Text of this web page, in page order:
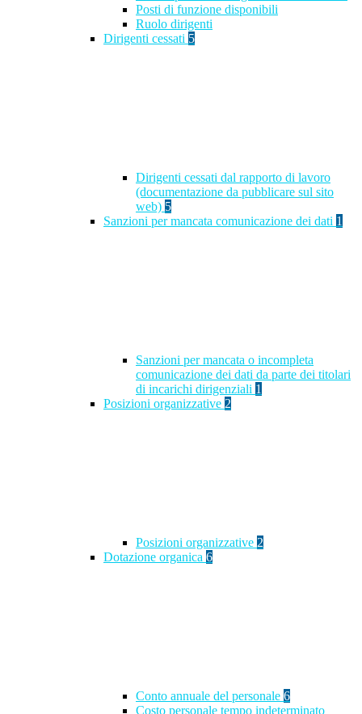
Posti di funzione disponibili
Ruolo dirigenti
Dirigenti cessati 5
Dirigenti cessati dal rapporto di lavoro
(documentazione da pubblicare sul sito
web) 5
Sanzioni per mancata comunicazione dei dati 1
Sanzioni per mancata o incompleta
comunicazione dei dati da parte dei titolari
di incarichi dirigenziali 1
Posizioni organizzative 2
Posizioni organizzative 2
Dotazione organica 6
Conto annuale del personale 6
Costo personale tempo indeterminato